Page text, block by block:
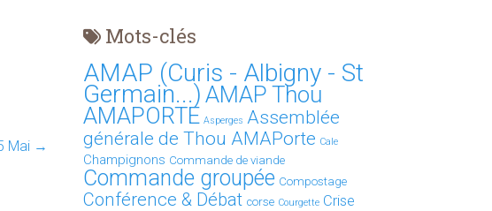
Mai →
Mots-clés
AMAP (Curis - Albigny - St
Germain...) AMAP Thou
AMAPORTE Asperges Assemblée
générale de Thou AMAPorte Cale
Champignons Commande de viande
Commande groupée Compostage
Conférence & Débat corse Courgette Crise